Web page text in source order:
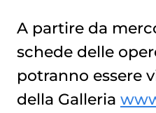
A partire da
schede delle
potranno essere
della Galleria